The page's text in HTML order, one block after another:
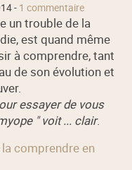
- 1 commentaire
un trouble de la
est quand même
à comprendre, tant
de son évolution et
essayer de vous
" voit ... clair.
comprendre en